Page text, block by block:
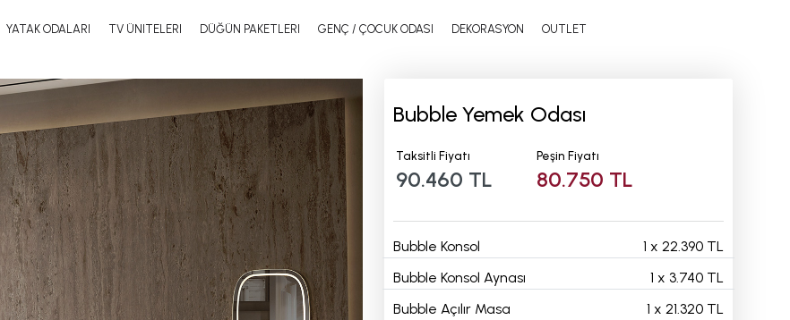
YATAK ODALARI TV ÜNITELERI DÜĞÜN PAKETLERI GENÇ / ÇOCUK ODASI DEKORASYON OUTLET
Bubble Yemek Odası
Taksitli Fiyatı
90.460 TL
Peşin Fiyatı
80.750 TL
Bubble Konsol 1 x 22.390 TL
Bubble Konsol Aynası
1 x 3.740 TL
Bubble Açılır Masa
1 x 21.320 TL